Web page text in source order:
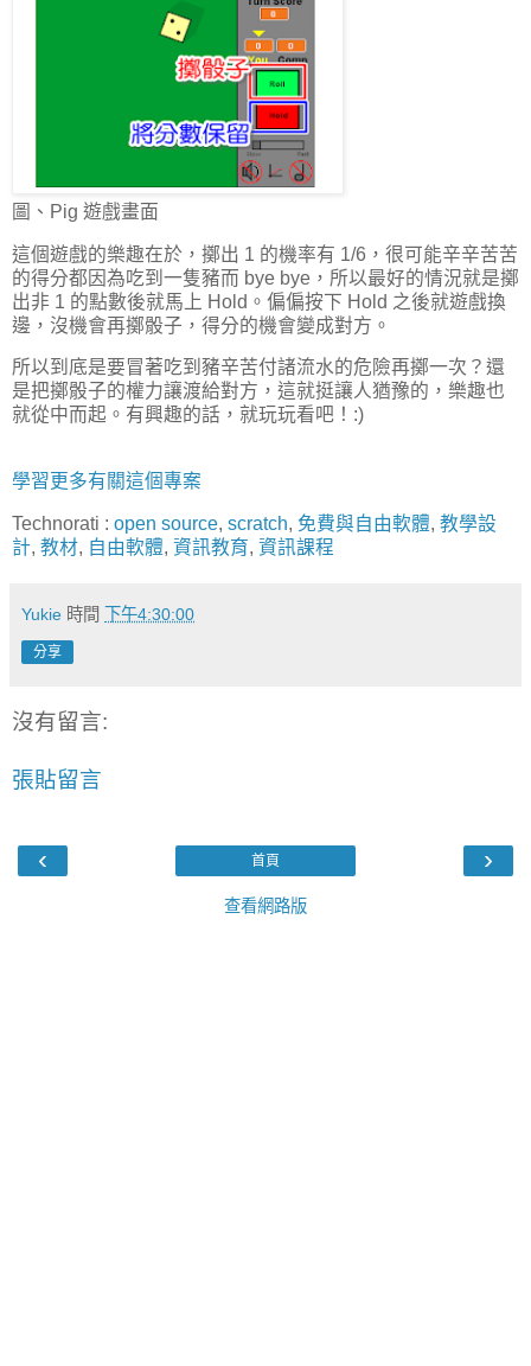
圖、Pig 遊戲畫面
這個遊戲的樂趣在於，擲出 1 的機率有 1/6，很可能辛辛苦苦
的得分都因為吃到一隻豬而 bye bye，所以最好的情況就是擲
出非 1 的點數後就馬上 Hold。偏偏按下 Hold 之後就遊戲換
邊，沒機會再擲骰子，得分的機會變成對方。
所以到底是要冒著吃到豬辛苦付諸流水的危險再擲一次？還
是把擲骰子的權力讓渡給對方，這就挺讓人猶豫的，樂趣也
就從中而起。有興趣的話，就玩玩看吧！:)
學習更多有關這個專案
Technorati : open source, scratch, 免費與自由軟體, 教學設
計, 教材, 自由軟體, 資訊教育, 資訊課程
Yukie 時間 下午4:30:00
分享
沒有留言:
張貼留言
‹ ›
首頁
查看網路版